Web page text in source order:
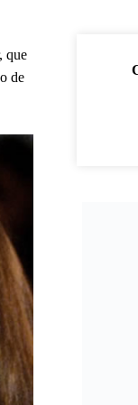
que
de